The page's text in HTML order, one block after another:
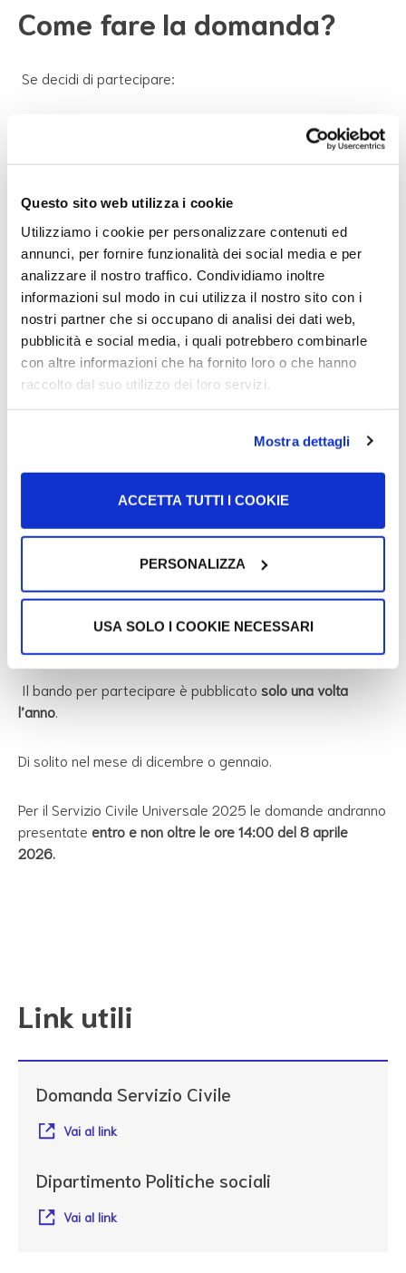
Questo sito web utilizza i cookie
Utilizziamo i cookie per personalizzare contenuti ed
annunci, per fornire funzionalità dei social media e per
analizzare il nostro traffico. Condividiamo inoltre
informazioni sul modo in cui utilizza il nostro sito con i
nostri partner che si occupano di analisi dei dati web,
pubblicità e social media, i quali potrebbero combinarle
con altre informazioni che ha fornito loro o che hanno
raccolto dal suo utilizzo dei loro servizi.
Mostra dettagli
ACCETTA TUTTI I COOKIE
PERSONALIZZA
USA SOLO I COOKIE NECESSARI
Come fare la domanda?
Se decidi di partecipare:
sito del
Dipartimento per le Politiche Giovanili e il Servizio
Civile Universale(all’interno c’è scritto tutto: progetti,
Scegli tra i tanti progetti quello a cui si vuole
partecipare cliccando su:“Scegli il tuo progetto in
Italia” o “Scegli il tuo progetto all’estero” nella
sezione “Progetti”.Link al bando.
Compila la domanda di partecipazioneusando la
piattaforma Domandaon line(DOL) raggiungibile
tramite PC, tablet e smartphone all’indirizzo
https://domandaonline.serviziocivile.it .
Puoi accedere alla piattaforma in due modi diversi:
puoi richiedere da questa pagina
!! ATTENZIONE ricordati che devi allegare alla domanda la
Scadenza
Il bando per partecipare è pubblicato solo una volta
l’anno
Di solito nel mese di dicembre o gennaio.
Per il Servizio Civile Universale 2025 le domande andranno
presentate entro e non oltre le ore 14:00 del 8 aprile
2026.
Link utili
Domanda Servizio Civile
Vai al link
Dipartimento Politiche sociali
Vai al link